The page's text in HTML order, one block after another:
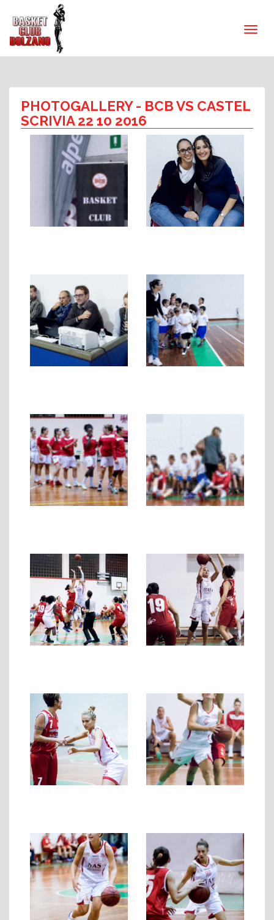
PHOTOGALLERY- BCB VS CASTEL
SCRIVIA 22 10 2016